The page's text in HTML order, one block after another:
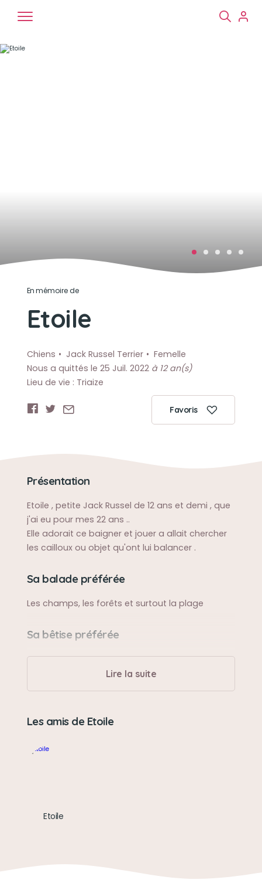
En mémoire de
Etoile
Chiens Jack Russel Terrier
Femelle
Nous a quittés le 25 Juil. 2022 à 12 an(s)
Lieu de vie : Triaize
Favoris
Présentation
Etoile , petite Jack Russel de 12 ans et demi , que
j'ai eu pour mes 22 ans ..
Elle adorait ce baigner et jouer a allait chercher
les cailloux ou objet qu'ont lui balancer .
Sa balade préférée
Les champs, les forêts et surtout la plage
Sa bêtise préférée
Faire des troues
Son caractère
Adorable , socialble ,caline et joueuse
Son jouet préféré
Son loisir préféré
Lire la suite
Les amis de Etoile
Etoile